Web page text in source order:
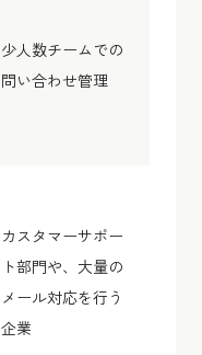
少人数チームでの
問い合わせ管理
カスタマーサポー
ト部門や、大量の
メール対応を行う
企業